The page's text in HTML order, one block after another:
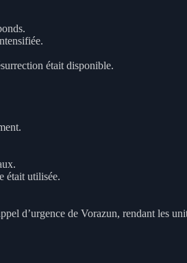
était disponible.
était utilisée.
d’urgence de Vorazun, rendant les